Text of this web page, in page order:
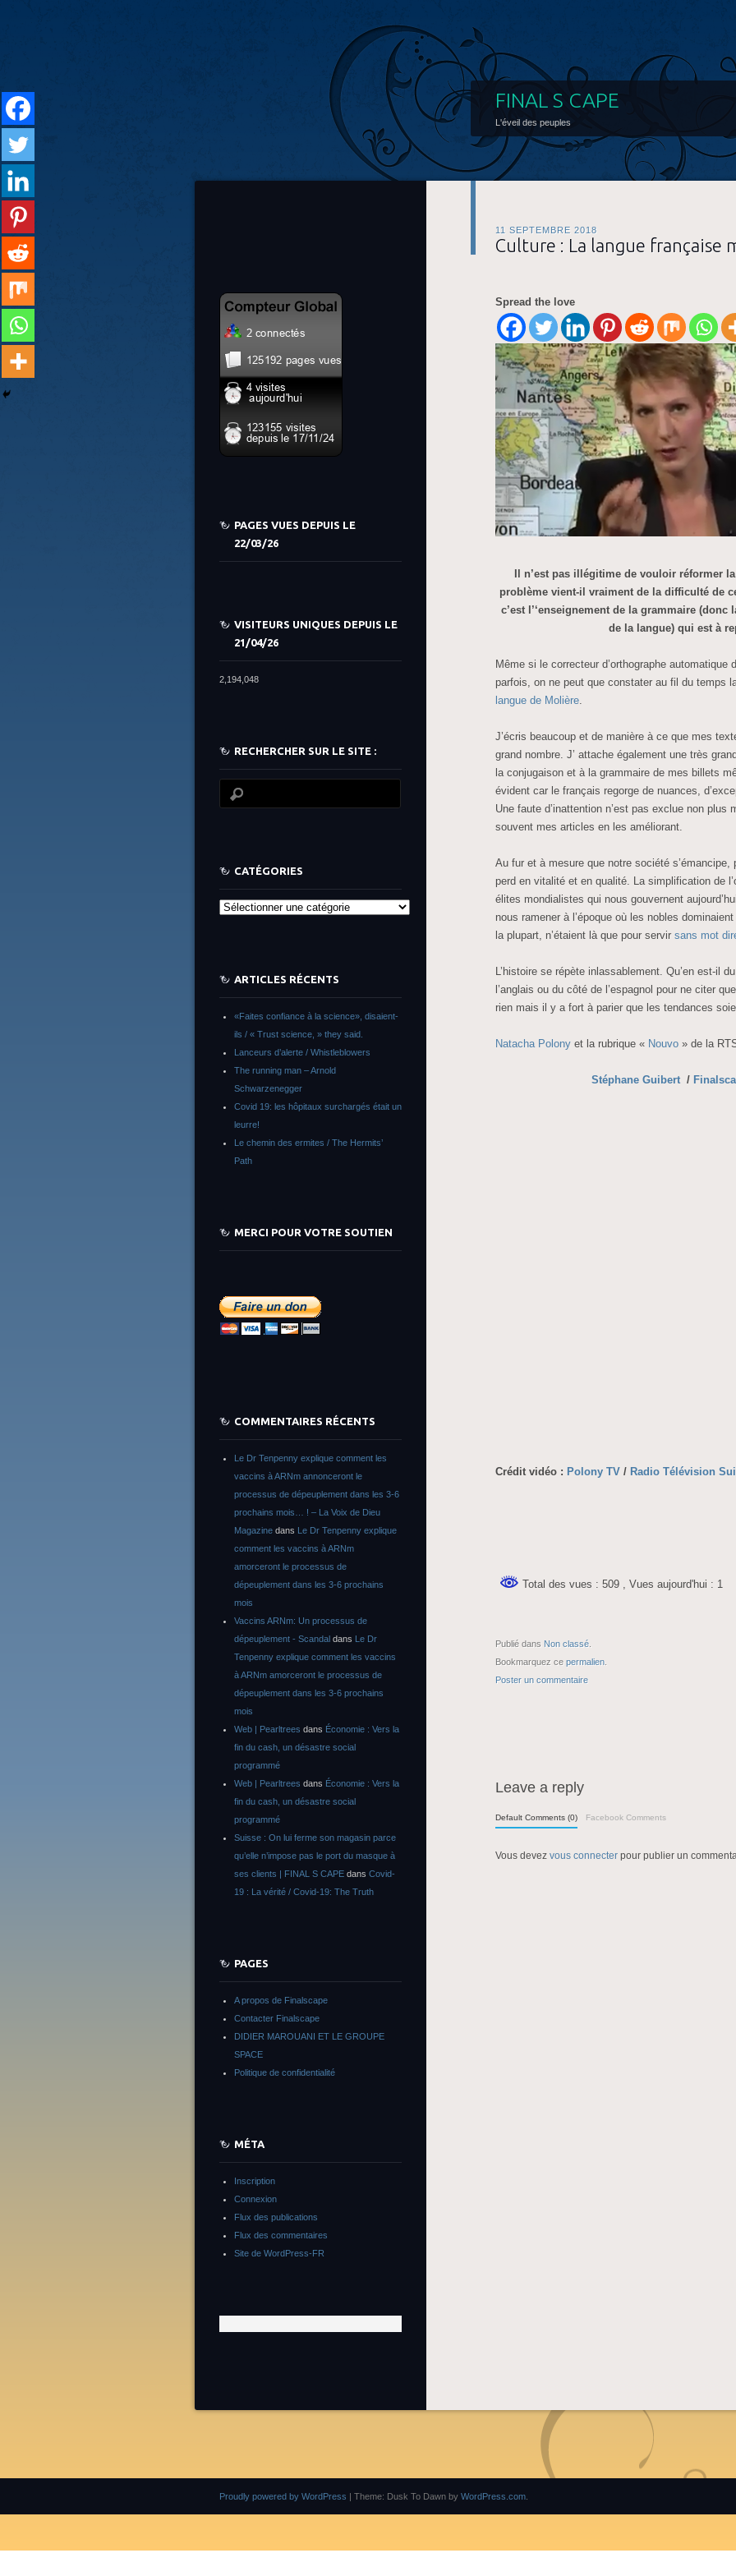
FINAL S CAPE
L'éveil des peuples
11 SEPTEMBRE 2018
Culture : La langue française
Spread the love
Il n’est pas illégitime de vouloir réformer
problème vient-il vraiment de la difficulté de
c’est l’‘enseignement de la grammaire (donc
de la langue) qui est à
Même si le correcteur d’orthographe automatique
parfois, on ne peut que constater au fil du temps
langue de Molière
J’écris beaucoup et de manière à ce que mes
grand nombre. J’ attache également une très
la conjugaison et à la grammaire de mes billets
évident car le français regorge de nuances,
Une faute d’inattention n’est pas exclue non plus
souvent mes articles en les améliorant.
Au fur et à mesure que notre société s’émancipe,
perd en vitalité et en qualité. La simplification de
élites mondialistes qui nous gouvernent
nous ramener à l’époque où les nobles
la plupart, n’étaient là que pour servir sans mot
L’histoire se répète inlassablement. Qu’en est-il
l’anglais ou du côté de l’espagnol pour ne citer
rien mais il y a fort à parier que les tendances
Natacha Polony et la rubrique « Nouvo » de la
Stéphane Guibert /
Crédit vidéo : Polony TV / Radio Télévision
Total des vues : 509 , Vues aujourd'hui : 1
Publié dans Non classé
Bookmarquez ce permalien
Poster un commentaire
Leave a reply
Default Comments (0) Facebook Comments
Vous devez vous connecter pour publier un
PAGES VUES DEPUIS LE
22/03/26
VISITEURS UNIQUES DEPUIS LE
21/04/26
2,194,048
RECHERCHER SUR LE SITE :
CATÉGORIES
Catégories
ARTICLES RÉCENTS
«Faites confiance à la science», disaient-
ils / « Trust science, » they said.
Lanceurs d’alerte / Whistleblowers
The running man – Arnold
Schwarzenegger
Covid 19: les hôpitaux surchargés était un
leurre!
Le chemin des ermites / The Hermits’
Path
MERCI POUR VOTRE SOUTIEN
COMMENTAIRES RÉCENTS
Le Dr Tenpenny explique comment les
vaccins à ARNm annonceront le
processus de dépeuplement dans les 3-6
prochains mois… ! – La Voix de Dieu
Magazine dans Le Dr Tenpenny explique
comment les vaccins à ARNm
amorceront le processus de
dépeuplement dans les 3-6 prochains
mois
Vaccins ARNm: Un processus de
dépeuplement - Scandal dans Le Dr
Tenpenny explique comment les vaccins
à ARNm amorceront le processus de
dépeuplement dans les 3-6 prochains
mois
Web | Pearltrees dans Économie : Vers la
fin du cash, un désastre social
programmé
Web | Pearltrees dans Économie : Vers la
fin du cash, un désastre social
programmé
Suisse : On lui ferme son magasin parce
qu’elle n’impose pas le port du masque à
ses clients | FINAL S CAPE dans Covid-
19 : La vérité / Covid-19: The Truth
PAGES
A propos de Finalscape
Contacter Finalscape
DIDIER MAROUANI ET LE GROUPE
SPACE
Politique de confidentialité
MÉTA
Inscription
Connexion
Flux des publications
Flux des commentaires
Site de WordPress-FR
Proudly powered by WordPress | Theme: Dusk To Dawn by WordPress.com